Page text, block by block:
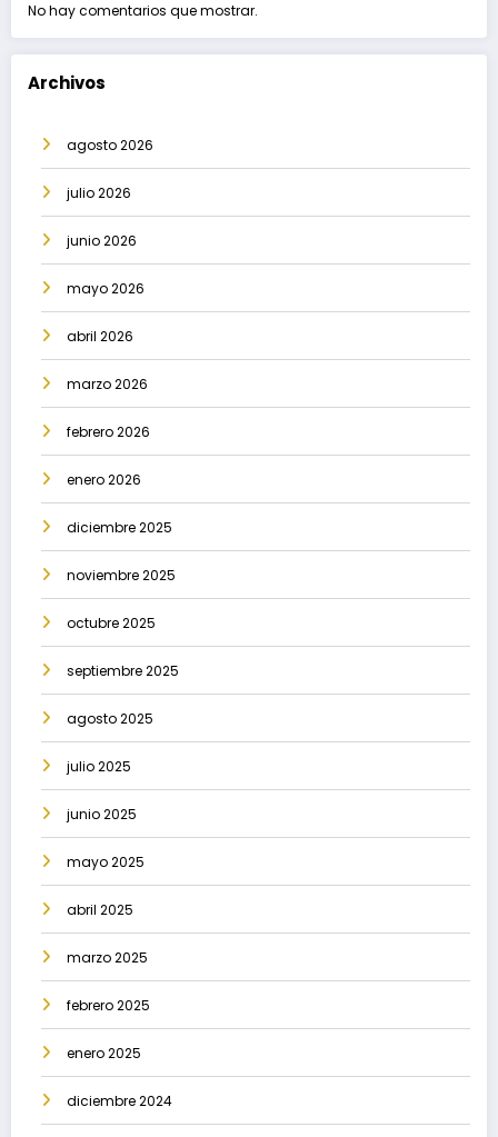
No hay comentarios que mostrar.
Archivos
agosto 2026
julio 2026
junio 2026
mayo 2026
abril 2026
marzo 2026
febrero 2026
enero 2026
diciembre 2025
noviembre 2025
octubre 2025
septiembre 2025
agosto 2025
julio 2025
junio 2025
mayo 2025
abril 2025
marzo 2025
febrero 2025
enero 2025
diciembre 2024